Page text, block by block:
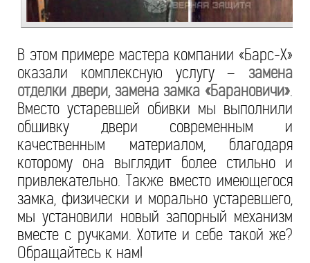
В этом примере мастера компании «Барс-Х»
оказали комплексную услугу – замена
отделки двери, замена замка «Барановичи».
Вместо устаревшей обивки мы выполнили
обшивку двери современным и
качественным материалом, благодаря
которому она выглядит более стильно и
привлекательно. Также вместо имеющегося
замка, физически и морально устаревшего,
мы установили новый запорный механизм
вместе с ручками. Хотите и себе такой же?
Обращайтесь к нам!